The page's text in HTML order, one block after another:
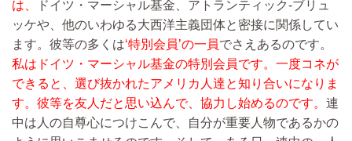
は、
ドイツ・マーシャル基金、アトランティック-ブリュ
ッケや、他のいわゆる大西洋主義団体と密接に関係してい
ます。彼等の多くは‘特別会員’の一員でさえあるのです。
私はドイツ・マーシャル基金の特別会員です。一度コネが
できると、選び抜かれたアメリカ人達と知り合いになりま
す。彼等を友人だと思い込んで、協力し始めるのです。 連
中は人の自尊心につけこんで、自分が重要人物であるかの